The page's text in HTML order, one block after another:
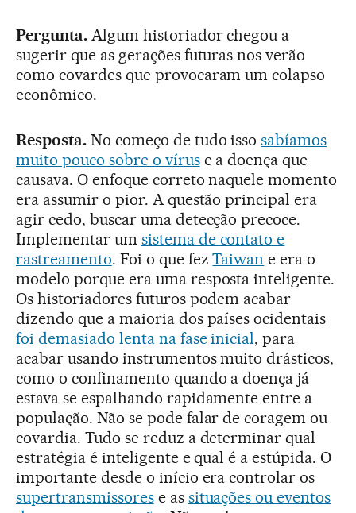
Pergunta.Algum historiador chegou a
sugerir que as gerações futuras nos verão
como covardes que provocaram um colapso
econômico.
Resposta. No começo de tudo issosabíamos
muito pouco sobre o víruse a doença que
causava. O enfoque correto naquele momento
era assumir o pior. A questão principal era
agir cedo, buscar uma detecção precoce.
Implementar um sistema de contato e
rastreamento. Foi o que fezTaiwan e era o
modelo porque era uma resposta inteligente.
Os historiadores futuros podem acabar
dizendo que a maioria dos países ocidentais
foi demasiado lenta na fase inicial, para
acabar usando instrumentos muito drásticos,
como o confinamento quando a doença já
estava se espalhando rapidamente entre a
população. Não se pode falar de coragem ou
covardia. Tudo se reduz a determinar qual
estratégia é inteligente e qual é a estúpida. O
importante desde o início era controlar os
supertransmissorese as situações ou eventos